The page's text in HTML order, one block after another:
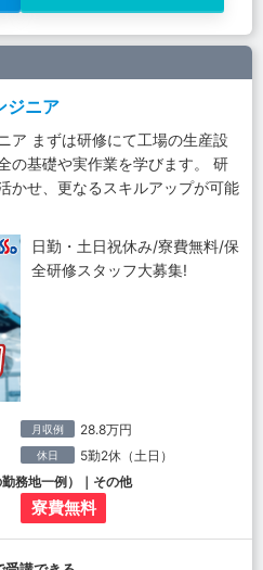
ジニア
ア まずは研修にて工場の生産設
の基礎や実作業を学びます。 研
かせ、更なるスキルアップが可能
日勤・土日祝休み/寮費無料/保
全研修スタッフ大募集!
月収例 28.8万円
休日 5勤2休（土日）
務地一例）｜その他
寮費無料